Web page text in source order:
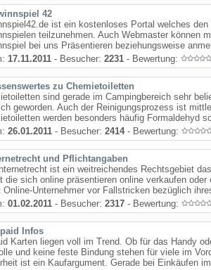
42
ist ein kostenloses Portal welches
teilzunehmen. Auch Webmaster können
bei uns Präsentieren beziehungsweise
17.11.2011 - Besucher: 2231 - Bewertung:
zu Chemietoiletten
sind gerade im Campingbereich sehr
geworden. Auch der Reinigungsprozess ist
werden besonders häufig Formaldehyd
26.01.2011 - Besucher: 2414- Bewertung:
und Pflichtangaben
ist ein weitreichendes Rechtsgebiet
die sich online präsentieren online verkaufen
Online-Unternehmer vor Fallstricken bezüglich
01.02.2011 - Besucher: 2317 - Bewertung:
Infos
Karten liegen voll im Trend. Ob für das Handy
und keine feste Bindung stehen für viele im
ist ein Kaufargument. Gerade bei Einkäufen